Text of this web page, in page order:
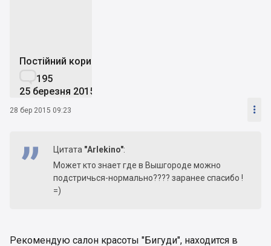
Постійний користувач
195
25 березня 2015
28 бер 2015 09:23 
Цитата "Arlekino":
Может кто знает где в Вышгороде можно
подстричься-нормально???? заранее спасибо !
=)
Рекомендую салон красоты "Бигуди", находится в